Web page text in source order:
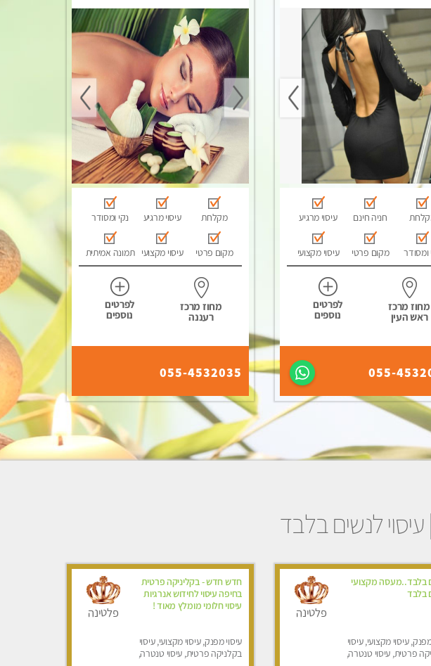
חניה חינם עיסוי מרגיע
ומסודר מקום פרטי עיסוי מקצועי
מחוז מרכז
ראש העין
לפרטים
נוספים
055-
מקלחת עיסוי מרגיע נקי ומסודר
מקום פרטי עיסוי מקצועי תמונה אמיתית
מחוז מרכז
רעננה
לפרטים
נוספים
055-4532035
לנשים בלבד
בלבד..מעסה מקצועי
בלבד
עיסוי מקצועי, עיסוי
פרטית, עיסוי טנטרה,
פלטינה
חדש חדש - בקליניקה פרטית
בחיפה עיסוי לחידוש אנרגיות
עיסוי חלומי מומלץ מאוד !
עיסוי מפנק, עיסוי מקצועי, עיסוי
בקלניקה פרטית, עיסוי טנטרה,
פלטינה